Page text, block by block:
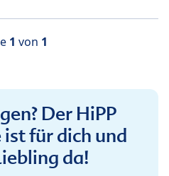
1 von 1
Der HiPP
für dich und
da!